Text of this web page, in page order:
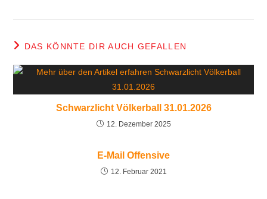
DAS KÖNNTE DIR AUCH GEFALLEN
Schwarzlicht Völkerball 31.01.2026
12. Dezember 2025
E-Mail Offensive
12. Februar 2021